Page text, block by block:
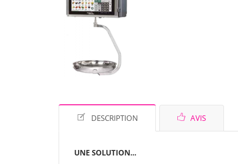
DESCRIPTION AVIS
UNE SOLUTION...